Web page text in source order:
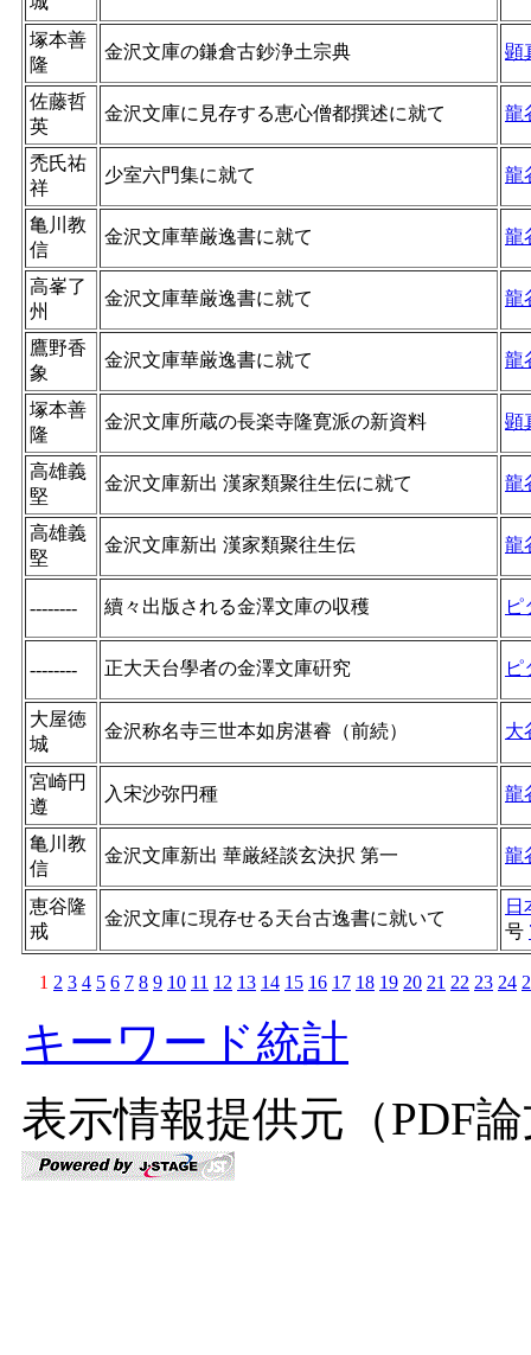
塚本善
隆
金沢文庫の鎌倉古鈔浄土宗典 顕
佐藤哲
英
金沢文庫に見存する恵心僧都撰述に就て 龍
禿氏祐
祥
少室六門集に就て 龍
亀川教
信
金沢文庫華厳逸書に就て 龍
高峯了
州
金沢文庫華厳逸書に就て 龍
鷹野香
象
金沢文庫華厳逸書に就て 龍
塚本善
隆
金沢文庫所蔵の長楽寺隆寛派の新資料 顕
高雄義
堅
金沢文庫新出 漢家類聚往生伝に就て 龍
高雄義
堅
金沢文庫新出 漢家類聚往生伝 龍
-------- 續々出版される金澤文庫の収穫 ピ
-------- 正大天台學者の金澤文庫硏究 ピ
大屋徳
城
金沢称名寺三世本如房湛睿（前続） 大
宮崎円
遵
入宋沙弥円種 龍
亀川教
信
金沢文庫新出 華厳経談玄決択 第一 龍
恵谷隆
戒
金沢文庫に現存せる天台古逸書に就いて
日
号
1 2 3 4 5 6 7 8 9 10 11 12 13 14 15 16 17 18 19 20 21 22 23 24
キーワード統計
表示情報提供元（PDF